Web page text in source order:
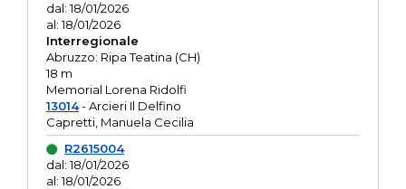
dal: 18/01/2026
al: 18/01/2026
Interregionale
Abruzzo: Ripa Teatina (CH)
18 m
Memorial Lorena Ridolfi
13014- Arcieri Il Delfino
Capretti, Manuela Cecilia
R2615004
dal: 18/01/2026
al: 18/01/2026